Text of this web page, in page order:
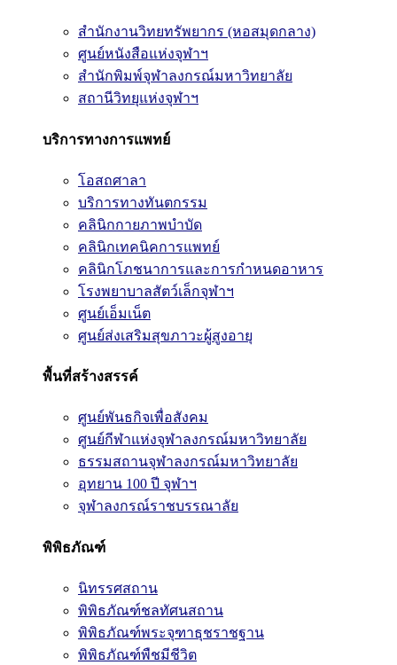
สำนักงานวิทยทรัพยากร (หอสมุดกลาง)
ศูนย์หนังสือแห่งจุฬาฯ
สำนักพิมพ์จุฬาลงกรณ์มหาวิทยาลัย
สถานีวิทยุแห่งจุฬาฯ
บริการทางการแพทย์
โอสถศาลา
บริการทางทันตกรรม
คลินิกกายภาพบำบัด
คลินิกเทคนิคการแพทย์
คลินิกโภชนาการและการกำหนดอาหาร
โรงพยาบาลสัตว์เล็กจุฬาฯ
ศูนย์เอ็มเน็ต
ศูนย์ส่งเสริมสุขภาวะผู้สูงอายุ
พื้นที่สร้างสรรค์
ศูนย์พันธกิจเพื่อสังคม
ศูนย์กีฬาแห่งจุฬาลงกรณ์มหาวิทยาลัย
ธรรมสถานจุฬาลงกรณ์มหาวิทยาลัย
อุทยาน 100 ปี จุฬาฯ
จุฬาลงกรณ์ราชบรรณาลัย
พิพิธภัณฑ์
นิทรรศสถาน
พิพิธภัณฑ์ชลทัศนสถาน
พิพิธภัณฑ์พระจุฑาธุชราชฐาน
พิพิธภัณฑ์พืชมีชีวิต